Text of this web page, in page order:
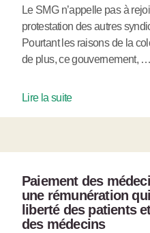
Le SMG n’appelle pas à
protestation des autres
Pourtant les raisons de la
de plus, ce gouvernement, …
Lire la suite
Paiement des
une rémunération
liberté des patients
des médecins